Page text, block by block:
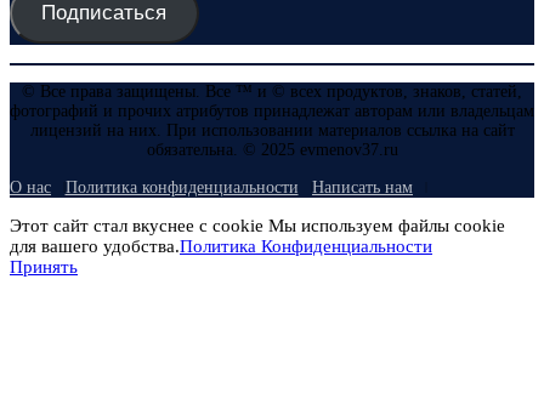
Подписаться
© Все права защищены. Все ™ и © всех продуктов, знаков, статей,
фотографий и прочих атрибутов принадлежат авторам или владельцам
лицензий на них. При использовании материалов ссылка на сайт
обязательна. © 2025 evmenov37.ru
О нас Политика конфиденциальности Написать нам
Этот сайт стал вкуснее с cookie Мы используем файлы cookie
для вашего удобства.Политика Конфиденциальности
Принять